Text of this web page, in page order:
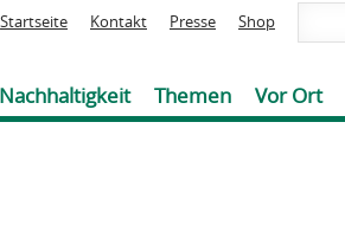
navigation
Startseite Kontakt Presse Shop
Nachhaltigkeit Themen Vor Ort